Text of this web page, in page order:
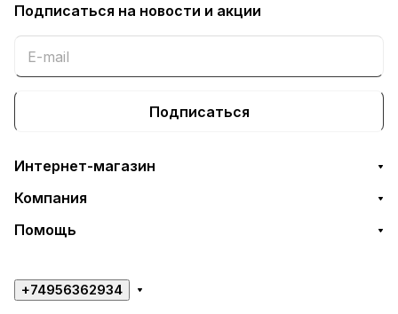
Подписаться на новости и акции
Подписаться
Интернет-магазин
Компания
Помощь
+74956362934